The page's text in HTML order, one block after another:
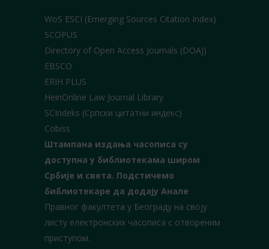
WoS ESCI (Emerging Sources Citation Index)
SCOPUS
Directory of Open Access Journals (DOAJ)
EBSCO
ERIH PLUS
HeinOnline Law Journal Library
SCIndeks (Српски цитатни индекс)
Cobiss
Штампана издања часописа су
доступна у библиотекама широм
Србије и света. Подстичемо
библиотекаре да додају Анале
Правног факултета у Београду на своју
листу електронских часописа с отвореним
приступом.